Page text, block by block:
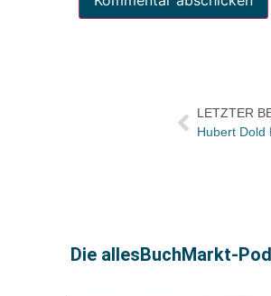
LETZTER
Hubert Dold
Die allesBuchMarkt-